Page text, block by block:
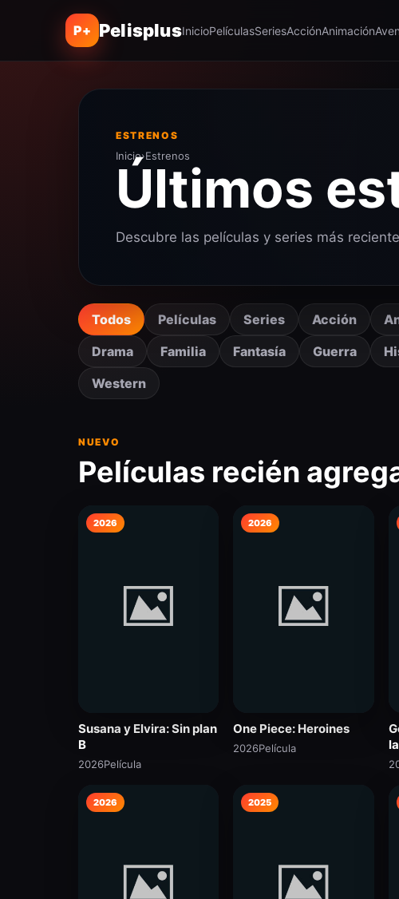
P+ PelisplusInicioPelículasSeriesAcciónAnimación
ESTRENOS
Inicio›Estrenos
Últimos
Descubre las películas y series más
Todos Películas Series Acción
Drama
Familia Fantasía Guerra
Western
NUEVO
Películas recién
2026
Susana y Elvira: Sin plan
B
2026Película
2026
One Piece: Heroines
2026Película
2026 2025